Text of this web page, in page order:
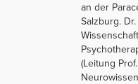
an der
Salzburg.
(Leitung